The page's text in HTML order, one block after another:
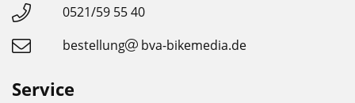
0521/59 55 40
bestellung
bva-bikemedia.de
Service